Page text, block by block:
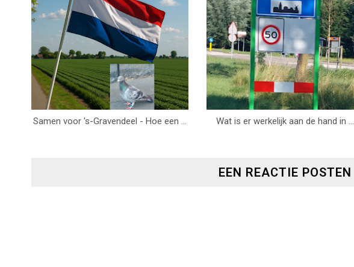
Samen voor 's-Gravendeel - Hoe een ... Wat is er werkelijk aan de hand in ...
EEN REACTIE POSTEN